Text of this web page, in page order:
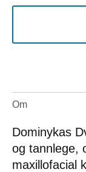
Om
Dominykas
og tannlege,
maxillofacial